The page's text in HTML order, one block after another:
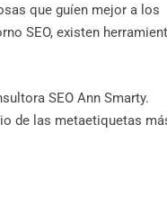
que guíen mejor a los
SEO, existen
SEO Ann Smarty.
de las metaetiquetas